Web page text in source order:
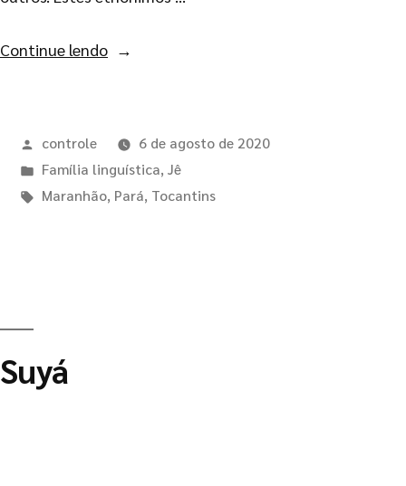
Continue lendo
controle
6 de agosto de 2020
Família linguística, Jê
Maranhão, Pará, Tocantins
Suyá